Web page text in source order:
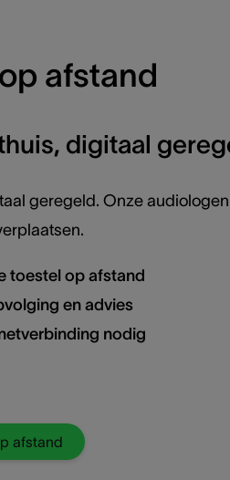
afstand
digitaal
geregeld. Onze
toestel op afstand
en advies
nodig
afstand